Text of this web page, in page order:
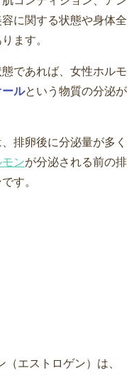
に関する状態や身体全
ます。
であれば、女性ホルモ
ールという物質の分泌が
排卵後に分泌量が多く
ンが分泌される前の排
す。
（エストロゲン）は、